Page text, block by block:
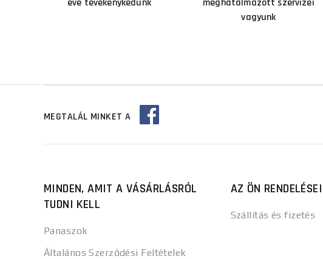
éve tevékenykedünk
meghatalmazott szervizei
vagyunk
MEGTALÁL MINKET A
MINDEN, AMIT A VÁSÁRLÁSRÓL
TUDNI KELL
Panaszok
Általános Szerződési Feltételek
AZ ÖN RENDELÉSEI
Szállítás és fizetés